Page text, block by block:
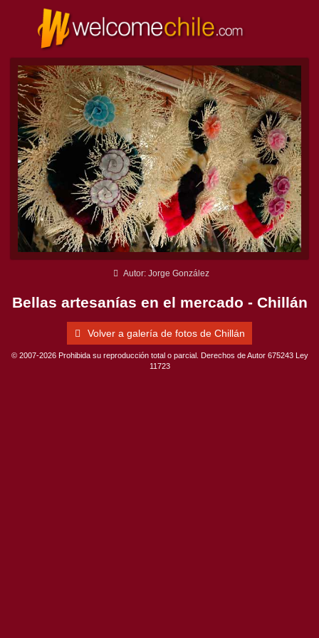
Autor: Jorge González
Bellas artesanías en el mercado - Chillán
Volver a galería de fotos de Chillán
© 2007-2026 Prohibida su reproducción total o parcial. Derechos de Autor 675243 Ley
11723